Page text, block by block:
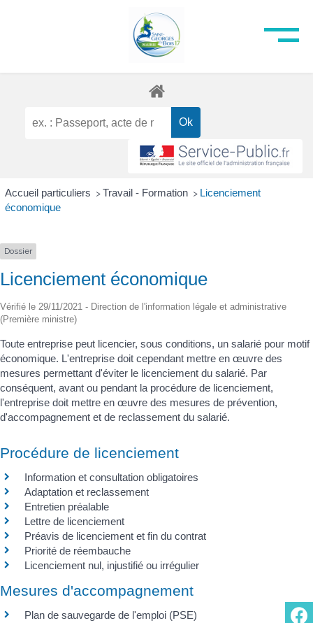
Accueil particuliers > Travail - Formation > Licenciement
économique
Dossier
Licenciement économique
Vérifié le 29/11/2021 - Direction de l'information légale et administrative
(Première ministre)
Toute entreprise peut licencier, sous conditions, un salarié pour motif
économique. L'entreprise doit cependant mettre en œuvre des
mesures permettant d'éviter le licenciement du salarié. Par
conséquent, avant ou pendant la procédure de licenciement,
l'entreprise doit mettre en œuvre des mesures de prévention,
d'accompagnement et de reclassement du salarié.
Procédure de licenciement
Information et consultation obligatoires
Adaptation et reclassement
Entretien préalable
Lettre de licenciement
Préavis de licenciement et fin du contrat
Priorité de réembauche
Licenciement nul, injustifié ou irrégulier
Mesures d'accompagnement
Plan de sauvegarde de l'emploi (PSE)